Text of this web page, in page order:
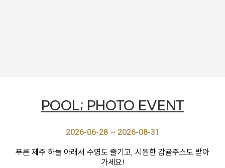
POOL; PHOTO EVENT
2026-06-28 ~ 2026-08-31
푸른 제주 하늘 아래서 수영도 즐기고, 시원한 감귤주스도 받아
가세요!